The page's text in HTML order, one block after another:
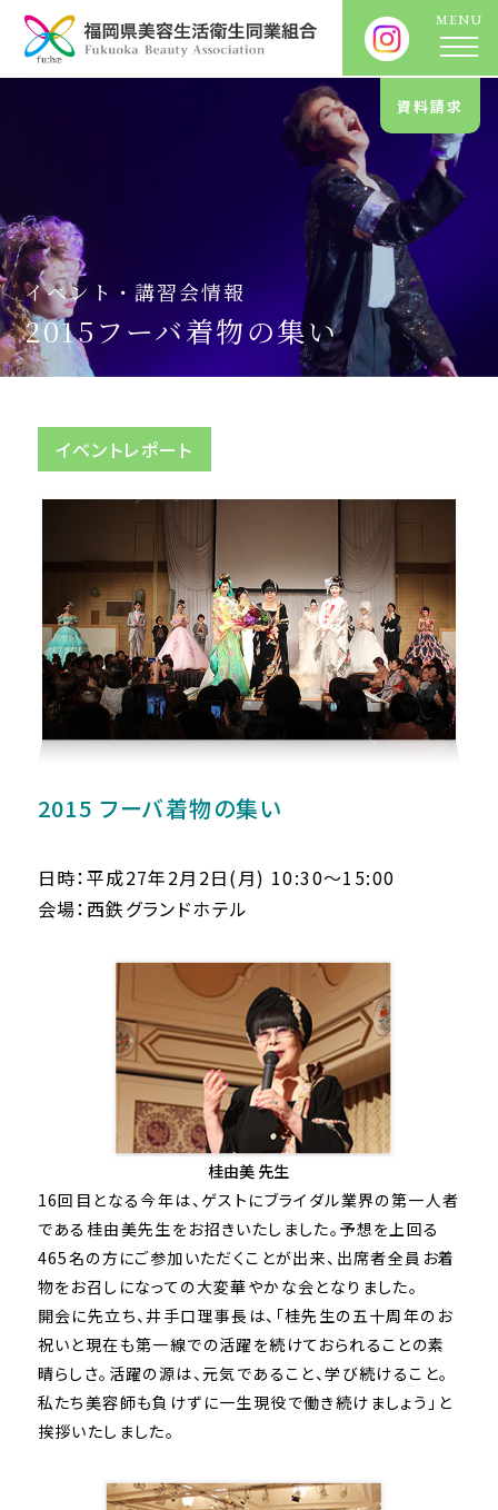
資料請求
イベント・講習会情報
2015フーバ着物の集い
イベントレポート
2015 フーバ着物の集い
日時：平成27年2月2日(月) 10:30〜15:00
会場：西鉄グランドホテル
16回目となる今年は、ゲストにブライダル業界の第一人者
である桂由美先生をお招きいたしました。予想を上回る
465名の方にご参加いただくことが出来、出席者全員お着
物をお召しになっての大変華やかな会となりました。
開会に先立ち、井手口理事長は、「桂先生の五十周年のお
祝いと現在も第一線での活躍を続けておられることの素
晴らしさ。活躍の源は、元気であること、学び続けること。
私たち美容師も負けずに一生現役で働き続けましょう」と
挨拶いたしました。
桂由美 先生